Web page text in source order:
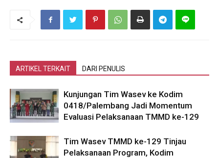
ARTIKEL TERKAIT DARI PENULIS
Kunjungan Tim Wasev ke Kodim
0418/Palembang Jadi Momentum
Evaluasi Pelaksanaan TMMD ke-129
Tim Wasev TMMD ke-129 Tinjau
Pelaksanaan Program, Kodim